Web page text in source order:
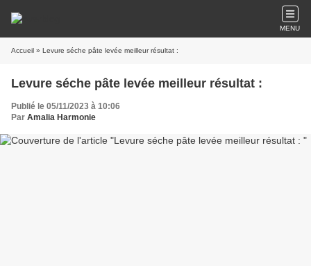
MENU
Accueil » Levure séche pâte levée meilleur résultat :
Levure séche pâte levée meilleur résultat :
Publié le 05/11/2023 à 10:06
Par Amalia Harmonie